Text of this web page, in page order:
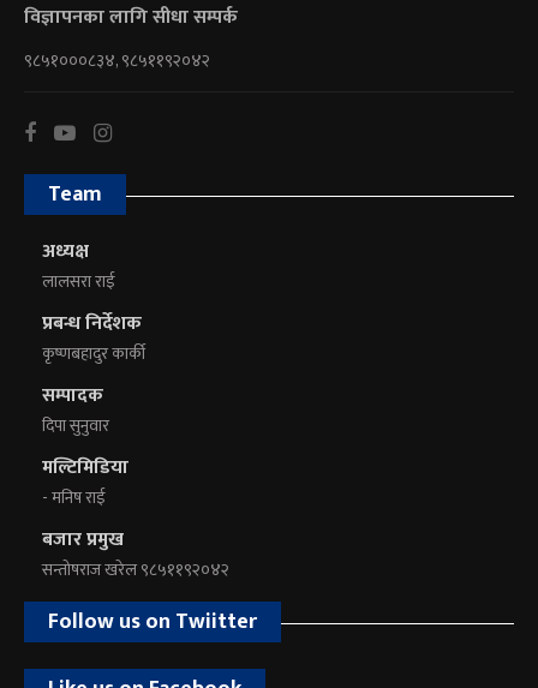
विज्ञापनका लागि सीधा सम्पर्क
९८५१०००८३४, ९८५११९२०४२
Team
अध्यक्ष
लालसरा राई
प्रबन्ध निर्देशक
कृष्णबहादुर कार्की
सम्पादक
दिपा सुनुवार
मल्टिमिडिया
- मनिष राई
बजार प्रमुख
सन्तोषराज खरेल ९८५११९२०४२
Follow us on Twiitter